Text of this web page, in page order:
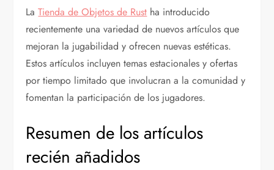
LaTienda de Objetos de Rust ha introducido
recientemente una variedad de nuevos artículos que
mejoran la jugabilidad y ofrecen nuevas estéticas.
Estos artículos incluyen temas estacionales y ofertas
por tiempo limitado que involucran a la comunidad y
fomentan la participación de los jugadores.
Resumen de los artículos
recién añadidos